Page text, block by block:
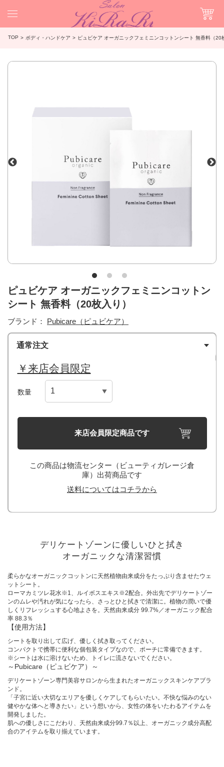
TOP ボディ・ハンドケア ピュビケア オーガニックフェミニンコットンシート 無香料（20
ピュビケア オーガニックフェミニンコットン
シート 無香料（20枚入り）
ブランド： Pubicare（ピュビケア）
通常注文
￥来店会員限定
数量
来店会員限定商品です
この商品は物流センター（ビューティガレージ倉
庫）出荷商品です
送料についてはコチラから
デリケートゾーンに優しいひと拭き
オーガニックな清潔習慣
柔らかなオーガニックコットンに天然植物由来成分をたっぷり含ませたウェ
ットシート。
ローマカミツレ花水※1、ルイボスエキス※2配合。外出先でデリケートゾー
ンのムレや汚れが気になったら、さっとひと拭きで清潔に。植物の潤いで優
しくリフレッシュする心地よさを。天然由来成分 99.7%／オーガニック配合
率 88.3％
【使用方法】
シートを取り出して広げ、優しく拭き取ってください。
コンパクトで携帯に便利な個包装タイプなので、ポーチに常備できます。
※シートは水に溶けないため、トイレに流さないでください。
～Pubicare（ピュビケア）～
デリケートゾーン専門美容サロンから生まれたオーガニックスキンケアブラ
ンド。
「子宮に近い大切なエリアを優しくケアしてもらいたい。不快な悩みのない
健やかな体へと導きたい」という想いから、女性の体をいたわるアイテムを
開発しました。
肌への優しさにこだわり、天然由来成分99.7％以上、オーガニック成分高配
合のアイテムを取り揃えています。